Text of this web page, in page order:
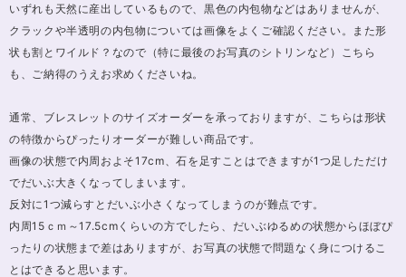
いずれも天然に産出しているもので、黒色の内包物などはありませんが、
クラックや半透明の内包物については画像をよくご確認ください。また形
状も割とワイルド？なので（特に最後のお写真のシトリンなど）こちら
も、ご納得のうえお求めくださいね。
通常、ブレスレットのサイズオーダーを承っておりますが、こちらは形状
の特徴からぴったりオーダーが難しい商品です。
画像の状態で内周およそ17cm、石を足すことはできますが1つ足しただけ
でだいぶ大きくなってしまいます。
反対に1つ減らすとだいぶ小さくなってしまうのが難点です。
内周15ｃｍ～17.5cmくらいの方でしたら、だいぶゆるめの状態からほぼぴ
ったりの状態まで差はありますが、お写真の状態で問題なく身につけるこ
とはできると思います。